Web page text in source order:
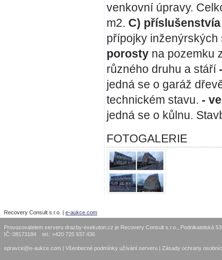
venkovní úpravy.
m2. C)
přípojky
porosty na pozemku
různého druhu a stáří
jedná se o garáž
technickém stavu. -
jedná se o kůlnu.
FOTOGALERIE
Recovery Consult s.r.o. | e-aukce.com
Provozovatelem serveru drazby-exekutori.cz je Recovery Consult s.r.o., Podnikatelská
IČ: 08173184 tel.: +420 725 937 436
spravce@e-aukce.com Všeobecné podmínky užívání serveru Zásady ochrany